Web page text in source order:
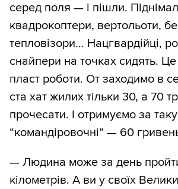
серед поля — і пішли.
квадрокоптери, вертольоти,
тепловізори... Нацгвардійці,
снайпери на точках сидять.
пласт роботи. От заходимо в
ста хат жилих тільки 30, а 70
прочесати. І отримуємо за
“командіровочні” — 60
— Людина може за день
кілометрів. А ви у своїх